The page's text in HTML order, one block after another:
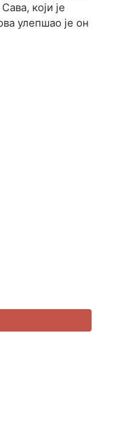
који је
улепшао је он